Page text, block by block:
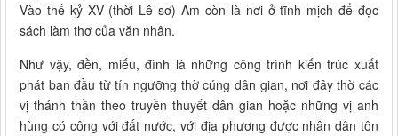
Vào thế kỷ XV (thời Lê sơ) Am còn là nơi ở tĩnh mịch để đọc
sách làm thơ của văn nhân.
Như vậy, đền, miếu, đình là những công trình kiến trúc xuất
phát ban đầu từ tín ngưỡng thờ cúng dân gian, nơi đây thờ các
vị thánh thần theo truyền thuyết dân gian hoặc những vị anh
hùng có công với đất nước, với địa phương được nhân dân tôn